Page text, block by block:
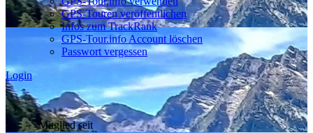
GPS-Touren veröffentlichen
Infos zum TrackRank
GPS-Tour.info Account löschen
Passwort vergessen
Login
Mitglied seit